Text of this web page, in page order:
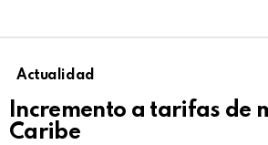
Actualidad
Incremento a tarifas de
Caribe